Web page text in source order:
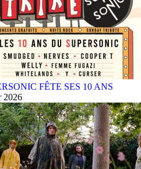
FÊTE SES 10 ANS
2026